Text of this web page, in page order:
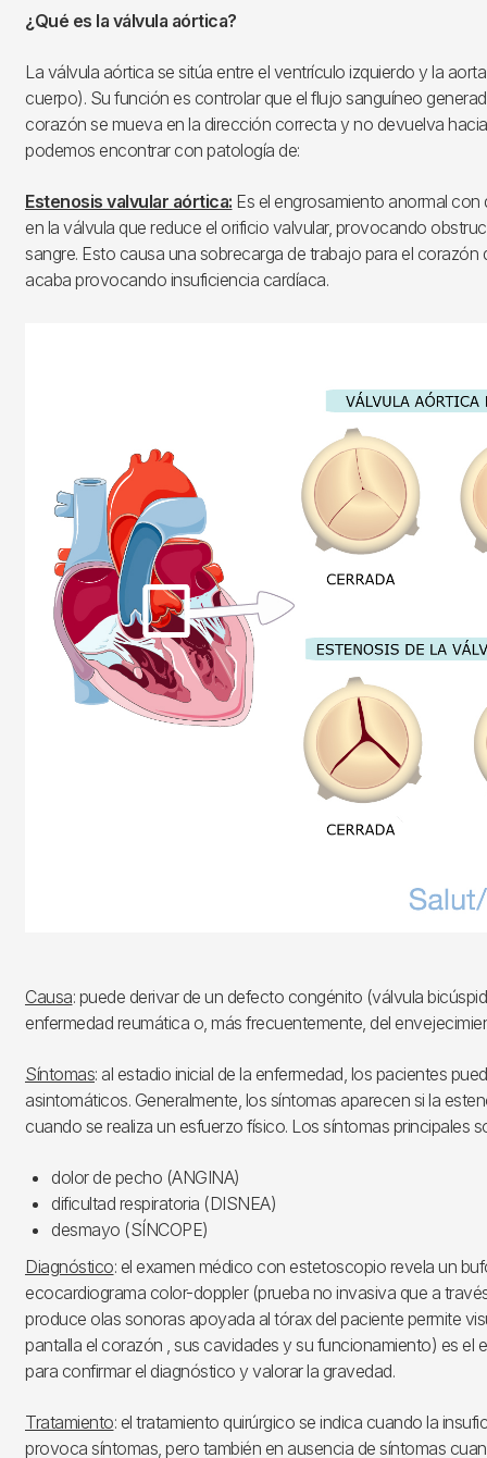
¿Qué es la válvula aórtica?
La válvula aórtica se sitúa entre el ventrículo izquierdo y la
cuerpo). Su función es controlar que el flujo sanguíneo
corazón se mueva en la dirección correcta y no devuelva
podemos encontrar con patología de:
Estenosis valvular aórtica: Es el engrosamiento anormal
en la válvula que reduce el orificio valvular, provocando
sangre. Esto causa una sobrecarga de trabajo para el corazón
acaba provocando insuficiencia cardíaca.
Causa: puede derivar de un defecto congénito (válvula
enfermedad reumática o, más frecuentemente, del
Síntomas: al estadio inicial de la enfermedad, los pacientes
asintomáticos. Generalmente, los síntomas aparecen si la
cuando se realiza un esfuerzo físico. Los síntomas principales
dolor de pecho (ANGINA)
dificultad respiratoria (DISNEA)
desmayo (SÍNCOPE)
Diagnóstico: el examen médico con estetoscopio revela un
ecocardiograma color-doppler (prueba no invasiva que a
produce olas sonoras apoyada al tórax del paciente permite
pantalla el corazón , sus cavidades y su funcionamiento) es el
para confirmar el diagnóstico y valorar la gravedad.
Tratamiento: el tratamiento quirúrgico se indica cuando la
provoca síntomas, pero también en ausencia de síntomas